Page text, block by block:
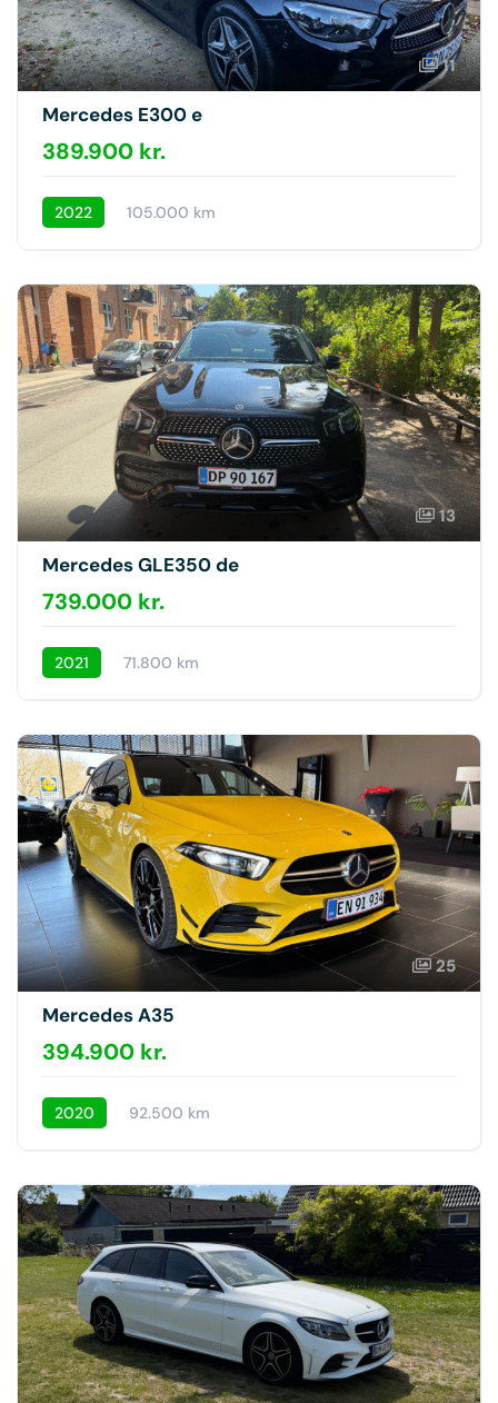
11
Mercedes E300 e
389.900 kr.
2022 105.000 km
13
Mercedes GLE350 de
739.000 kr.
2021 71.800 km
25
Mercedes A35
394.900 kr.
2020 92.500 km